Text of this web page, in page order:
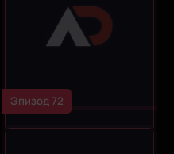
Эпизод 72